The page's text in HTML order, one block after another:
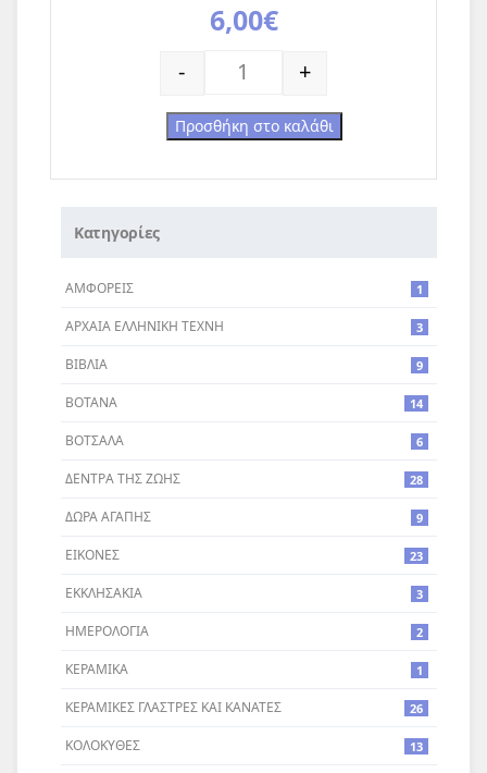
6,00€
Εορταστικά πήλινα ρόδια ποσότητα
- +
Προσθήκη στο καλάθι
Κατηγορίες
ΑΜΦΟΡΕΙΣ 1
ΑΡΧΑΙΑ ΕΛΛΗΝΙΚΗ ΤΕΧΝΗ 3
ΒΙΒΛΙΑ 9
ΒΟΤΑΝΑ 14
ΒΟΤΣΑΛΑ 6
ΔΕΝΤΡA ΤΗΣ ΖΩΗΣ 28
ΔΩΡΑ ΑΓΑΠΗΣ 9
ΕΙΚΟΝΕΣ 23
ΕΚΚΛΗΣΑΚΙΑ 3
ΗΜΕΡΟΛΟΓΙΑ 2
ΚΕΡΑΜΙΚΑ 1
ΚΕΡΑΜΙΚΕΣ ΓΛΑΣΤΡΕΣ ΚΑΙ ΚΑΝΑΤΕΣ 26
ΚΟΛΟΚΥΘΕΣ 13